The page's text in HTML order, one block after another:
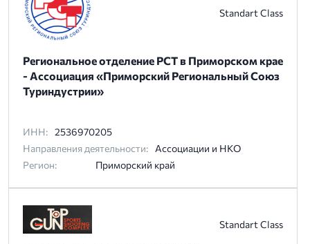
Standart Class
Региональное отделение РСТ в Приморском крае
- Ассоциация «Приморский Региональный Союз
Туриндустрии»
ИНН: 2536970205
Направления деятельности:
Ассоциации и НКО
Регион:
Приморский край
Standart Class